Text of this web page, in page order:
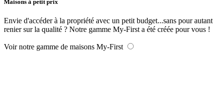
Maisons à petit prix
Envie d'accéder à la propriété avec un petit budget...sans pour autant
renier sur la qualité ? Notre gamme My-First a été créée pour vous !
Voir notre gamme de maisons My-First